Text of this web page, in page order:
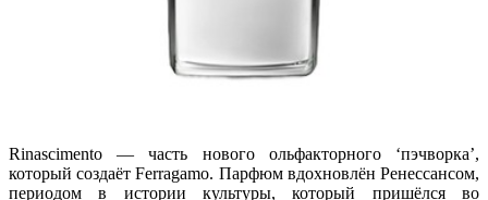
Rinascimento — часть нового ольфакторного ‘пэчворка’,
который создаёт Ferragamo. Парфюм вдохновлён Ренессансом,
периодом в истории культуры, который пришёлся во